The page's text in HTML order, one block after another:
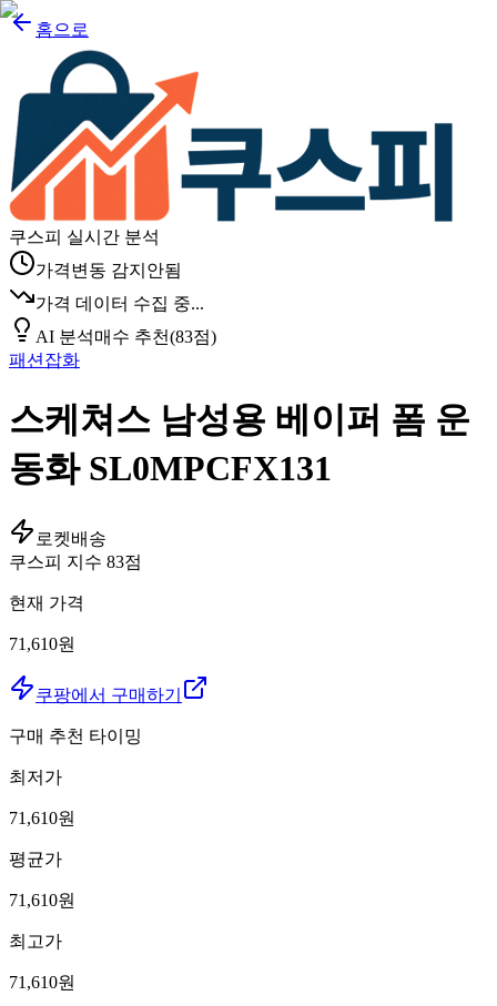
홈으로
쿠스피 실시간 분석
가격변동 감지안됨
가격 데이터 수집 중...
AI 분석매수 추천(83점)
패션잡화
스케쳐스 남성용 베이퍼 폼 운
동화 SL0MPCFX131
로켓배송
쿠스피 지수 83점
현재 가격
71,610원
쿠팡에서 구매하기
구매 추천 타이밍
최저가
71,610원
평균가
71,610원
최고가
71,610원